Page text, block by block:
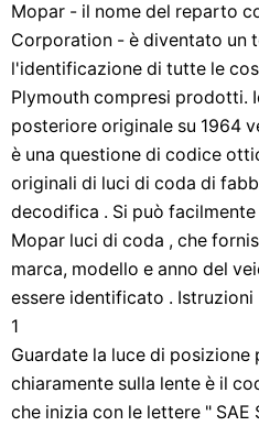
Mopar - il nome del reparto
Corporation - è diventato un
l'identificazione di tutte le
Plymouth compresi prodotti.
posteriore originale su 1964
è una questione di codice
originali di luci di coda di
decodifica . Si può
Mopar luci di coda , che
marca, modello e anno del
essere identificato . Istruzioni
1
Guardate la luce di posizione
chiaramente sulla lente è il
che inizia con le lettere " SAE